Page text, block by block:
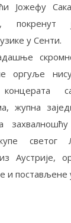
Јожефу
покренут
у Сенти.
оргуље
жупна
светог
Аустрије,
и постављене